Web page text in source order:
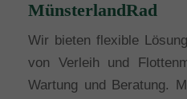
MünsterlandRad
Wir bieten flexible
von Verleih und
Wartung und Beratung.